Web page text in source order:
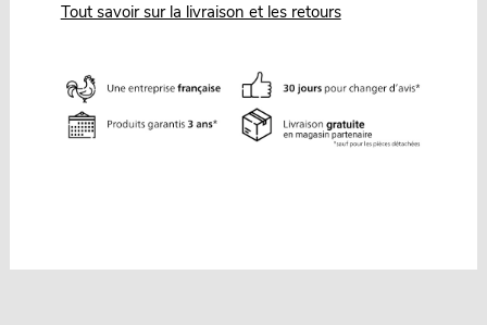
Tout savoir sur la livraison et les retours